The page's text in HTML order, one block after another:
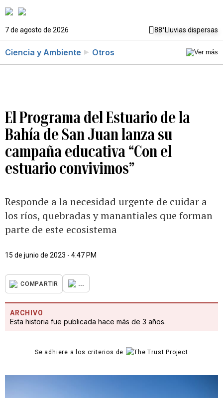
7 de agosto de 2026 88°Lluvias dispersas
Ciencia y Ambiente Otros
El Programa del Estuario de la
Bahía de San Juan lanza su
campaña educativa “Con el
estuario convivimos”
Responde a la necesidad urgente de cuidar a
los ríos, quebradas y manantiales que forman
parte de este ecosistema
15 de junio de 2023 - 4:47 PM
COMPARTIR ...
ARCHIVO
Esta historia fue publicada hace más de 3 años.
Se adhiere a los criterios de